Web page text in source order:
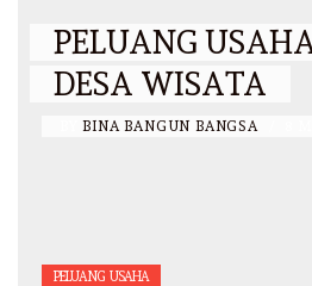
PELUANG
DESA WISATA
BINA BANGUN BANGSA
PELUANG USAHA